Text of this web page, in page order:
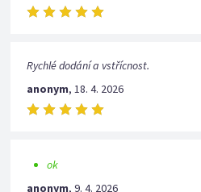
Rychlé dodání a vstřícnost.
anonym,18. 4. 2026
ok
anonym,9. 4. 2026